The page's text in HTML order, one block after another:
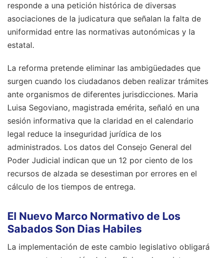
responde a una petición histórica de diversas
asociaciones de la judicatura que señalan la falta de
uniformidad entre las normativas autonómicas y la
estatal.
La reforma pretende eliminar las ambigüedades que
surgen cuando los ciudadanos deben realizar trámites
ante organismos de diferentes jurisdicciones. Maria
Luisa Segoviano, magistrada emérita, señaló en una
sesión informativa que la claridad en el calendario
legal reduce la inseguridad jurídica de los
administrados. Los datos del Consejo General del
Poder Judicial indican que un 12 por ciento de los
recursos de alzada se desestiman por errores en el
cálculo de los tiempos de entrega.
El Nuevo Marco Normativo de Los
Sabados Son Dias Habiles
La implementación de este cambio legislativo obligará